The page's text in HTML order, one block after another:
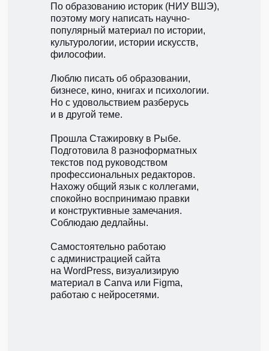
По образованию историк (НИУ ВШЭ),
поэтому могу написать научно-
популярный материал по истории,
культурологии, истории искусств,
философии.
Люблю писать об образовании,
бизнесе, кино, книгах и психологии.
Но с удовольствием разберусь
и в другой теме.
Прошла Стажировку в Рыбе.
Подготовила 8 разноформатных
текстов под руководством
профессиональных редакторов.
Нахожу общий язык с коллегами,
спокойно воспринимаю правки
и конструктивные замечания.
Соблюдаю дедлайны.
Самостоятельно работаю
с администрацией сайта
на WordPress, визуализирую
материал в Canva или Figma,
работаю с нейросетями.